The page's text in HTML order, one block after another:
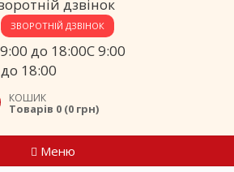
ЗВОРОТНІЙ ДЗВІНОК
C 9:00
до 18:00
КОШИК
Товарів 0 (0 грн)
Меню